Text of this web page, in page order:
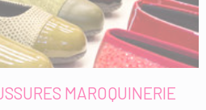
MAROQUINERIE